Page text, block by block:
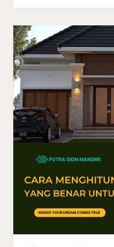
Cara
Menghitung
RAB
Rumah
Type
45
yang
untuk
Pemula